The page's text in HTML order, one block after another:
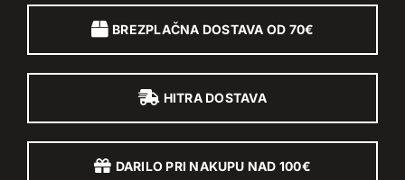
BREZPLAČNA DOSTAVA OD 70€
HITRA DOSTAVA
DARILO PRI NAKUPU NAD 100€